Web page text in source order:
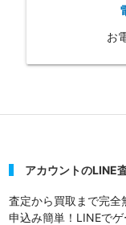
お
アカウントのLINE
査定から買取まで完全
申込み簡単！LINEで